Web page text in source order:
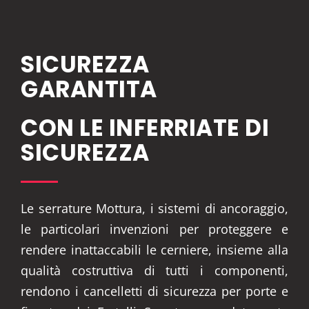
SICUREZZA
GARANTITA
CON LE INFERRIATE DI
SICUREZZA
Le serrature Mottura, i sistemi di ancoraggio,
le particolari invenzioni per proteggere e
rendere inattaccabili le cerniere, insieme alla
qualità costruttiva di tutti i componenti,
rendono i cancelletti di sicurezza per porte e